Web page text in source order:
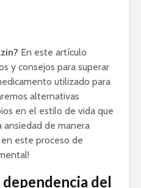
En este artículo
y consejos para superar
utilizado para
alternativas
en el estilo de vida que
de manera
este proceso de
del